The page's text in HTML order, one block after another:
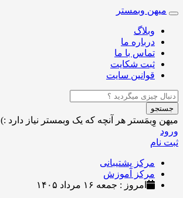
Toggle
navigation
میهن وبمستر
وبلاگ
درباره ما
تماس با ما
ثبت شکایت
قوانین سایت
جستجو
میهن وِبمَستر هر آنچه که یک وبمستر نیاز دارد :)
ورود
ثبت نام
مرکز پشتیبانی
مرکز آموزش
امروز : جمعه ۱۶ مرداد ۱۴۰۵